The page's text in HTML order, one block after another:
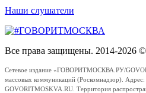
Наши слушатели
Все права защищены. 2014-2026
Сетевое издание «ГОВОРИТМОСКВА.РУ/
массовых коммуникаций (Роскомнадзор).
GOVORITMOSKVA.RU. Территория